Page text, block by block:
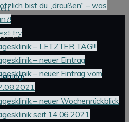
bist du „draußen“ – was
try
– LETZTER TAG!!!
– neuer Eintrag
– neuer Eintrag vom
– neuer Wochenrückblick
seit 14.06.2021
/